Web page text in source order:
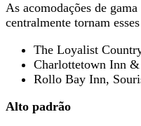
As acomodações de
centralmente tornam
The Loyalist
Charlottetown Inn
Rollo Bay Inn,
Alto padrão